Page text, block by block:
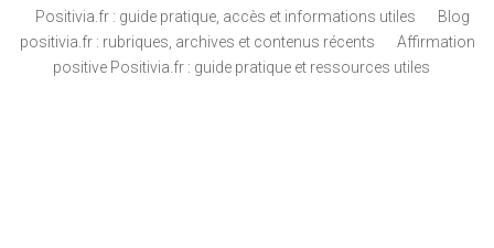
Positivia.fr : guide pratique, accès et informations utiles
Blog
positivia.fr : rubriques, archives et contenus récents
Affirmation
positive Positivia.fr : guide pratique et ressources utiles